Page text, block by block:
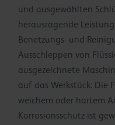
und ausgewählten
herausragende
Benetzungs- und
Ausschleppen von
ausgezeichnete
auf das Werkstück. Die
weichem oder hartem
Korrosionsschutz ist